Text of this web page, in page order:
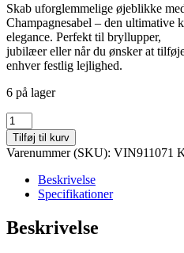
Skab uforglemmelige øjeblikke
Champagnesabel – den ultimative
elegance. Perfekt til bryllupper,
jubilæer eller når du ønsker at
enhver festlig lejlighed.
6 på lager
Gladiator
lille
champagnesabel
antal
Tilføj til kurv
Varenummer (SKU): VIN911071
Beskrivelse
Specifikationer
Beskrivelse